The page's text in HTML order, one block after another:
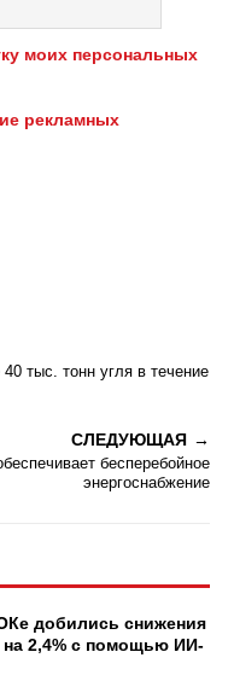
моих персональных
рекламных
тыс. тонн угля в течение
СЛЕДУЮЩАЯ
бесперебойное
энергоснабжение
добились снижения
на 2,4% с помощью ИИ-